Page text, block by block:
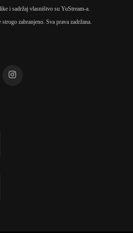
i sadržaj vlasništvo su YuStream-a.
zabranjeno. Sva prava zadržana.